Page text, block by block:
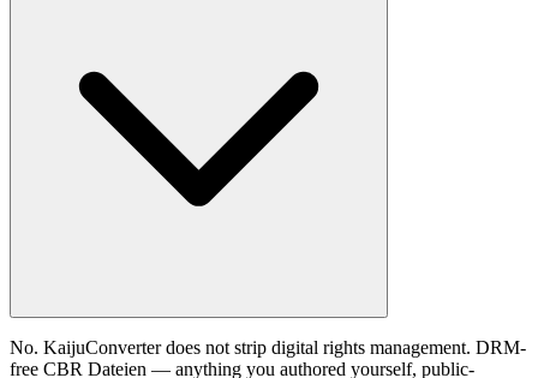
No. KaijuConverter does not strip digital rights management. DRM-
free CBR Dateien — anything you authored yourself, public-